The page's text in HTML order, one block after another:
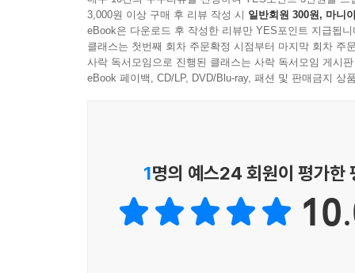
3,000원 이상 구매 후 리뷰 작성 시 일반회원 300원, 마니
eBook은 다운로드 후 작성한 리뷰만 YES포인트 지급됩니
클래스는 첫번째 회차 주문확정 시점부터 마지막 회차 주
사락 독서모임으로 진행된 클래스는 사락 독서모임 게시
eBook 페이백, CD/LP, DVD/Blu-ray, 패션 및 판매금지 상
1명의 예스24 회원이 평가한